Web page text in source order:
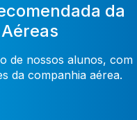
da
de nossos alunos, com
da companhia aérea.